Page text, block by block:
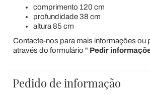
comprimento 120 cm
profundidade 38 cm
altura 85 cm
Contacte-nos para mais informações ou
através do formulário " Pedir
Pedido de informação